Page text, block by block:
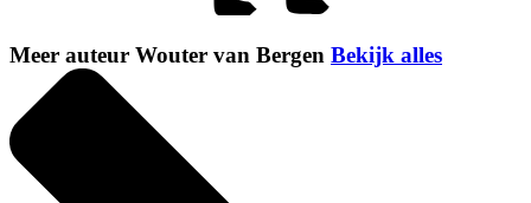
Meer auteur Wouter van Bergen Bekijk alles